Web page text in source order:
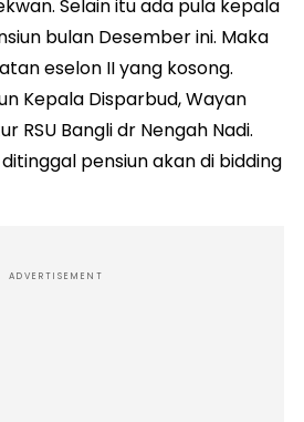
Selain itu ada pula kepala
bulan Desember ini. Maka
eselon II yang kosong.
Kepala Disparbud, Wayan
RSU Bangli dr Nengah Nadi.
pensiun akan di bidding
ADVERTISEMENT